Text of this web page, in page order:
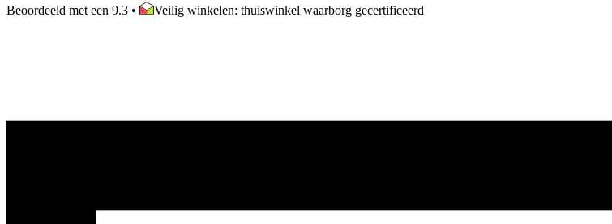
Beoordeeld met een 9.3 • Veilig winkelen: thuiswinkel waarborg gecertificeerd